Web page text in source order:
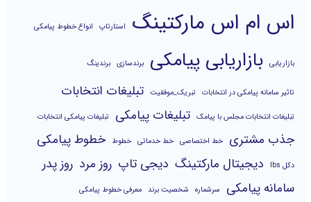
اس ام اس مارکتینگ استارتاپ انواع خطوط پیامکی
بازاریابی بازاریابی پیامکی برندسازی برندینگ
تاثیر سامانه پیامکی در انتخابات تبریک_موفقیت تبلیغات انتخابات
تبلیغات انتخابات مجلس با پیامک تبلیغات پیامکی تبلیغات پیامکی انتخابات
جذب مشتری خط اختصاصی خط خدماتی خطوط خطوط پیامکی
دکل lbs دیجیتال مارکتینگ دیجی تاپ روز مرد روز پدر
سامانه پیامکی
سرشماره شخصیت برند معرفی خطوط پیامکی